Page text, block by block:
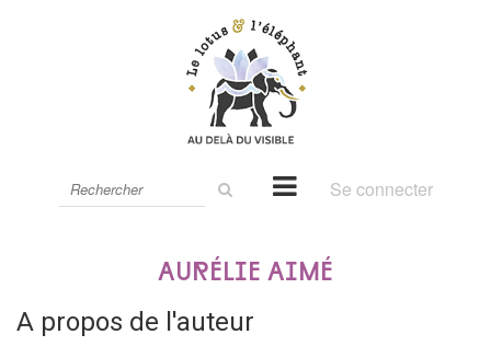
le
Se connecter
Aurélie Aimé
A propos de l'auteur